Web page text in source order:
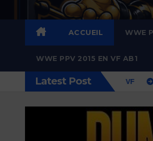
ACCUEIL WWE
WWE PPV 2015 EN VF AB1
Latest Post
lundi 03 aout 2026 en VF WWE